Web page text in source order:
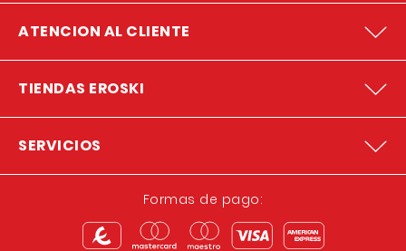
ATENCION AL CLIENTE
TIENDAS EROSKI
SERVICIOS
Formas de pago: